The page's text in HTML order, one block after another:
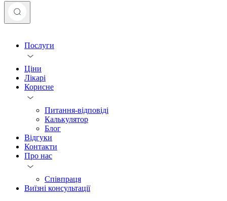
Послуги
Ціни
Лікарі
Корисне
Питання-відповіді
Калькулятор
Блог
Відгуки
Контакти
Про нас
Співпраця
Виїзні консультації